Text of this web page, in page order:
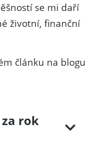
se mi daří
životní, finanční
článku na blogu
rok